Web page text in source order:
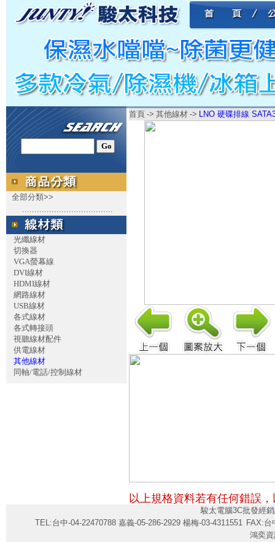
全部分類>>
.....................................
光纖線材
切換器
VGA螢幕線
DVI線材
HDMI線材
網路線材
USB線材
各式線材
各式轉接頭
視聽線材配件
供電線材
其他線材
同軸/電話/控制線材
首頁 -> 其他線材 -> LNO 硬碟排線
以上規格資料若有任何錯誤
駿太電腦3C批發經
TEL:台中-04-22470788 嘉義-05-286-2929 楊梅-03-4311551 FAX:台
鴻奕